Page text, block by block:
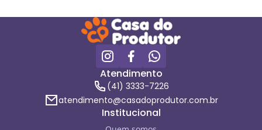
Atendimento
(41) 3333-7226
atendimento@casadoprodutor.com.br
Institucional